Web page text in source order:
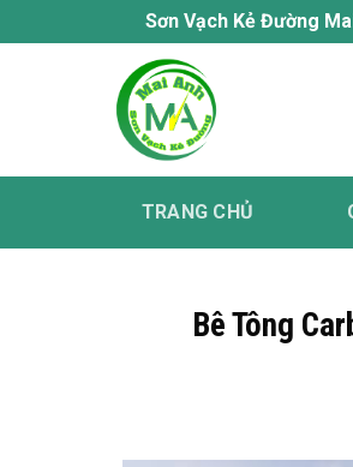
qua
Sơn Vạch Kẻ Đường Mai Anh
TRANG CHỦ
Bê Tông